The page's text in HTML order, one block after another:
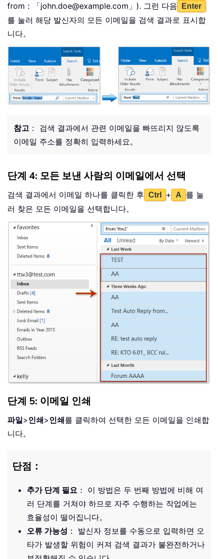
from：「john.doe@example.com」). 그런 다음
Enter
를 눌러 해당 발신자의 모든 이메일을 검색 결과로 표시합
니다。
참고 ： 검색 결과에서 관련 이메일을 빠뜨리지 않도록
이메일 주소를 정확히 입력하세요。
단계 4: 모든 보낸 사람의 이메일에서 선택
검색 결과에서 이메일 하나를 클릭한 후 Ctrl + A
를 눌
러 찾은 모든 이메일을 선택합니다。
단계 5: 이메일 인쇄
파일>인쇄>인쇄를 클릭하여 선택한 모든 이메일을 인쇄합
니다。
단점：
추가 단계 필요 ： 이 방법은 두 번째 방법에 비해 여
러 단계를 거쳐야 하므로 자주 수행하는 작업에는
효율성이 떨어집니다。
오류 가능성 ： 발신자 정보를 수동으로 입력하면 오
타가 발생할 위험이 커져 검색 결과가 불완전하거나